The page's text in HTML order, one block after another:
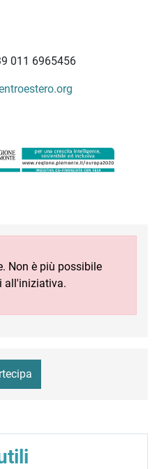
011 6965456
Non è più possibile
all'iniziativa.